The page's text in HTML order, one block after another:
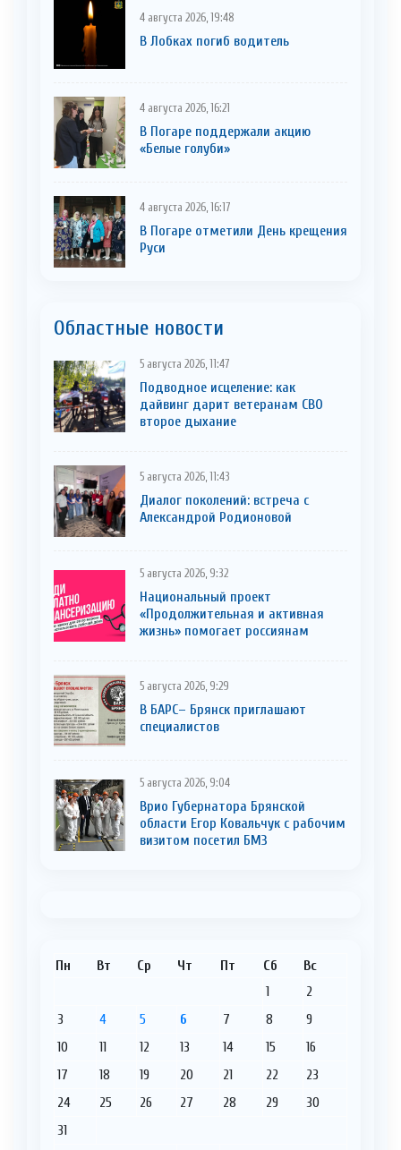
4 августа 2026, 19:48
В Лобках погиб водитель
4 августа 2026, 16:21
В Погаре поддержали акцию
«Белые голуби»
4 августа 2026, 16:17
В Погаре отметили День крещения
Руси
Областные новости
5 августа 2026, 11:47
Подводное исцеление: как
дайвинг дарит ветеранам СВО
второе дыхание
5 августа 2026, 11:43
Диалог поколений: встреча с
Александрой Родионовой
5 августа 2026, 9:32
Национальный проект
«Продолжительная и активная
жизнь» помогает россиянам
5 августа 2026, 9:29
В БАРС– Брянcк приглaшают
cпециaлистoв
5 августа 2026, 9:04
Врио Губернатора Брянской
области Егор Ковальчук с рабочим
визитом посетил БМЗ
Пн Вт Ср Чт Пт Сб Вс
1
2
3
4 5 6 7 8
9
10
11 12 13 14 15
16
17
18 19 20 21 22
23
24
25 26 27 28 29
30
31